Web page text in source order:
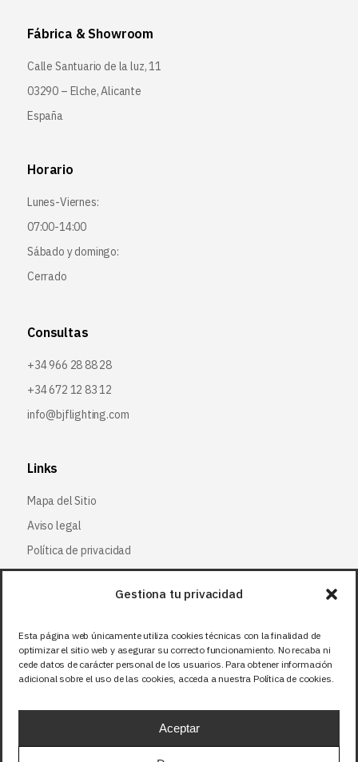
Gestiona tu privacidad
Esta página web únicamente utiliza cookies técnicas con la finalidad de
optimizar el sitio web y asegurar su correcto funcionamiento. No recaba ni
cede datos de carácter personal de los usuarios. Para obtener información
adicional sobre el uso de las cookies, acceda a nuestra Política de cookies.
Aceptar
Fábrica & Showroom
Calle Santuario de la luz, 11
03290 – Elche, Alicante
España
Horario
Lunes-Viernes:
07:00-14:00
Sábado y domingo:
Cerrado
Consultas
+34 966 28 88 28
+34 672 12 83 12
info@bjflighting.com
Links
Mapa del Sitio
Aviso legal
Política de privacidad
Política de cookies
Síguenos
Facebook
X (Twitter)
Instagram